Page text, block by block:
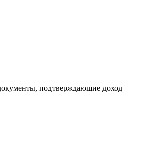
подтверждающие доход